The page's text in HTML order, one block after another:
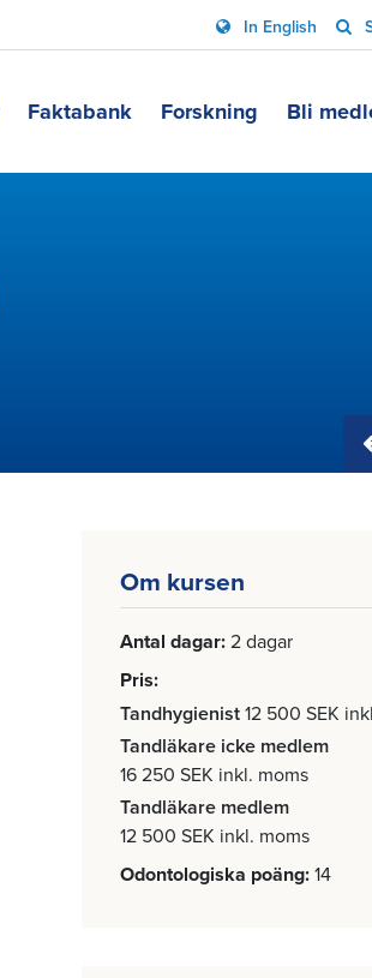
In English
Faktabank Forskning Bli
Om kursen
Antal dagar 2 dagar
Pris
Tandhygienist 12 500 SEK
Tandläkare icke medlem
16 250 SEK inkl. moms
Tandläkare medlem
12 500 SEK inkl. moms
Odontologiska poäng 14